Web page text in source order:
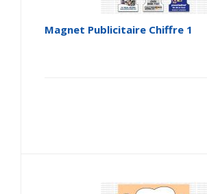
Magnet Publicitaire Chiffre 1